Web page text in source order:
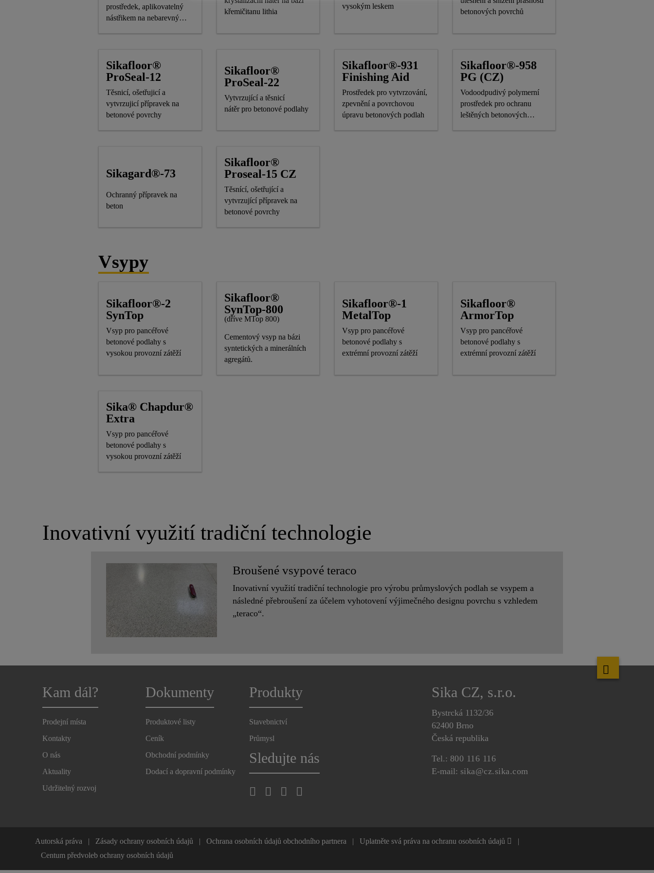
prostředek, aplikovatelný
nástřikem na nebarevný
křemičitanu lithia
vysokým leskem
betonových povrchů
Sikafloor®
ProSeal-12
Těsnicí, ošetřujicí a
vytvrzujicí přípravek na
betonové povrchy
Sikafloor®
ProSeal-22
Vytvrzující a těsnicí
nátěr pro betonové podlahy
Sikafloor®-931
Finishing Aid
Prostředek pro vytvrzování,
zpevnění a povrchovou
úpravu betonových podlah
Sikafloor®-958
PG (CZ)
Vodoodpudivý polymerní
prostředek pro ochranu
leštěných betonových
Sikagard®-73
Ochranný přípravek na
beton
Sikafloor®
Proseal-15 CZ
Těsnící, ošetřující a
vytvrzující přípravek na
betonové povrchy
Vsypy
Sikafloor®-2
SynTop
Vsyp pro pancéřové
betonové podlahy s
vysokou provozní zátěží
Sikafloor®
SynTop-800
(dříve MTop 800)
Cementový vsyp na bázi
syntetických a minerálních
agregátů.
Sikafloor®-1
MetalTop
Vsyp pro pancéřové
betonové podlahy s
extrémní provozní zátěží
Sikafloor®
ArmorTop
Vsyp pro pancéřové
betonové podlahy s
extrémní provozní zátěží
Sika® Chapdur®
Extra
Vsyp pro pancéřové
betonové podlahy s
vysokou provozní zátěží
Inovativní využití tradiční technologie
Broušené vsypové teraco
Inovativní využití tradiční technologie pro výrobu průmyslových podlah se vsypem a
následné přebroušení za účelem vyhotovení výjimečného designu povrchu s vzhledem
„teraco“.
Kam dál?
Prodejní místa
Kontakty
O nás
Aktuality
Udržitelný rozvoj
Dokumenty
Produktové listy
Ceník
Obchodní podmínky
Dodací a dopravní podmínky
Produkty
Stavebnictví
Průmysl
Sledujte nás
Sika CZ, s.r.o.
Bystrcká 1132/36
62400 Brno
Česká republika
Tel.: 800 116 116
E-mail: sika@cz.sika.com
Autorská práva Zásady ochrany osobních údajů Ochrana osobních údajů obchodního partnera
Uplatněte svá práva na ochranu osobních údajů
Centum předvoleb ochrany osobních údajů